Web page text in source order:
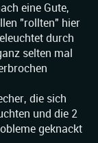
eine Gute,
"rollten" hier
durch
selten mal
die sich
und die 2
geknackt